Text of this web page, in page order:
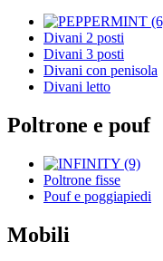
Divani 2 posti
Divani 3 posti
Divani con penisola
Divani letto
Poltrone e pouf
Poltrone fisse
Pouf e poggiapiedi
Mobili